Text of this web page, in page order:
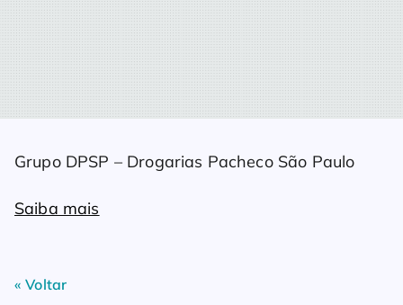
Grupo DPSP – Drogarias Pacheco São Paulo
Saiba mais
« Voltar